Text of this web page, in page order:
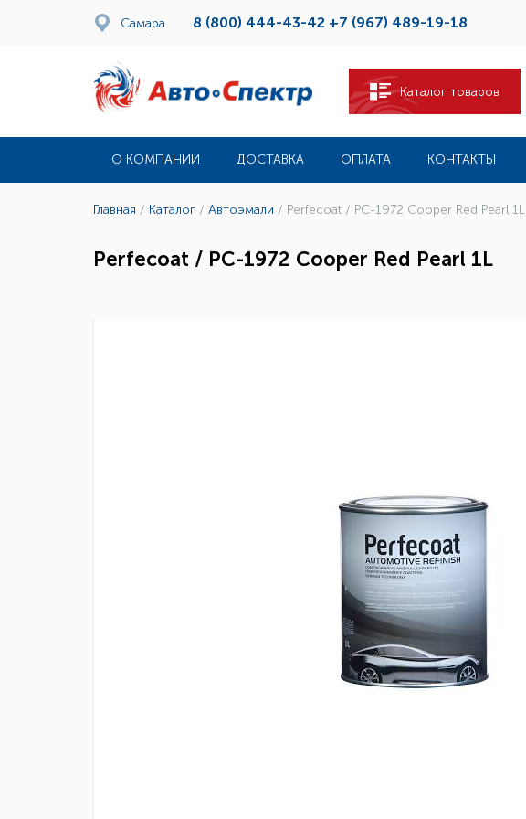
Самара 8 (800) 444-43-42 +7 (967) 489-19-18
Каталог товаров
О КОМПАНИИ ДОСТАВКА ОПЛАТА КОНТАКТЫ
Главная / Каталог / Автоэмали / Perfecoat / PC-1972 Cooper Red Pearl 1L
Perfecoat / PC-1972 Cooper Red Pearl 1L